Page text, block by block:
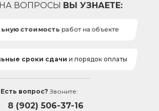
ВОПРОСЫ ВЫ УЗНАЕТЕ:
стоимость работ на объекте
сроки сдачи и порядок оплаты
Есть вопрос? Звоните:
8 (902) 506-37-16